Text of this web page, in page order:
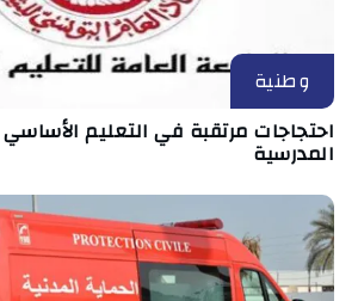
وطنية
احتجاجات مرتقبة في التعليم
المدرسية